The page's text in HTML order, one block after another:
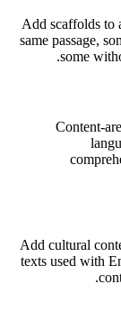
Add scaffolds to
same passage,
some
Content-
Add cultural
texts used with